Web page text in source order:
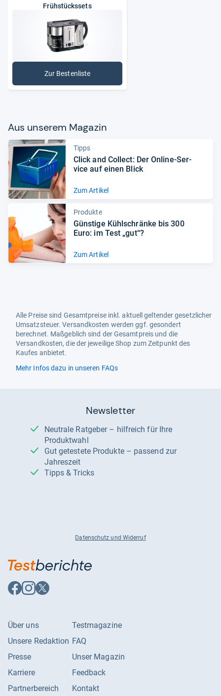
Frühstückssets
Zur Bestenliste: Frühstückssets
Aus unse­rem Maga­zin
Tipps
Click and Col­lect: Der Online-​Ser­
vice auf einen Blick
Zum Artikel
Produkte
Güns­tige Kühl­schränke bis 300
Euro: im Test „gut“?
Zum Artikel
Alle Preise sind Gesamtpreise inkl. aktuell geltender gesetzlicher
Umsatzsteuer. Versandkosten werden ggf. gesondert
berechnet. Maßgeblich sind der Gesamtpreis und die
Versandkosten, die der jeweilige Shop zum Zeitpunkt des
Kaufes anbietet.
Mehr Infos dazu in unseren FAQs
Newsletter
Neutrale Ratgeber – hilfreich für Ihre
Produktwahl
Gut getestete Produkte – passend zur
Jahreszeit
Tipps & Tricks
Datenschutz und Widerruf
Auf
Facebook
Auf
Instagram
Auf
X
Über uns
Unsere Redaktion
Presse
Karriere
Partnerbereich
Testmagazine
FAQ
Unser Magazin
Feedback
Kontakt